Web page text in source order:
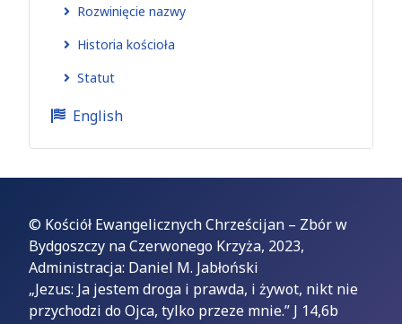
Rozwinięcie nazwy
Historia kościoła
Statut
English
© Kościół Ewangelicznych Chrześcijan – Zbór w
Bydgoszczy na Czerwonego Krzyża, 2023,
Administracja: Daniel M. Jabłoński
„Jezus: Ja jestem droga i prawda, i żywot, nikt nie
przychodzi do Ojca, tylko przeze mnie.” J 14,6b